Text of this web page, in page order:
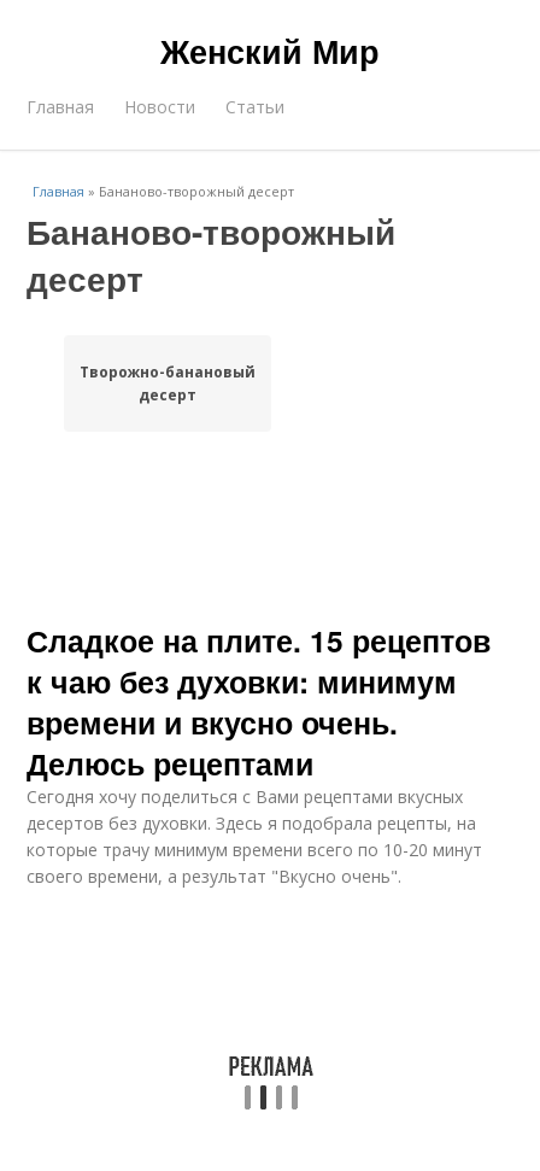
Женский Мир
Главная Новости Статьи
Главная » Бананово-творожный десерт
Бананово-творожный
десерт
Творожно-банановый
десерт
Сладкое на плите. 15 рецептов
к чаю без духовки: минимум
времени и вкусно очень.
Делюсь рецептами
Сегодня хочу поделиться с Вами рецептами вкусных
десертов без духовки. Здесь я подобрала рецепты, на
которые трачу минимум времени всего по 10-20 минут
своего времени, а результат "Вкусно очень".